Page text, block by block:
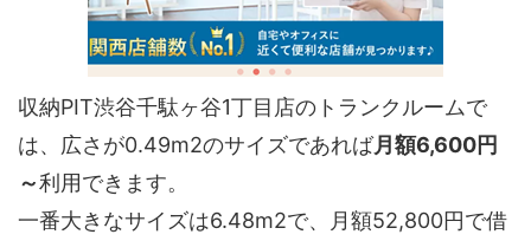
収納PIT渋谷千駄ヶ谷1丁目店のトランクルームで
は、広さが0.49m2のサイズであれば月額6,600円
～利用できます。
一番大きなサイズは6.48m2で、月額52,800円で借